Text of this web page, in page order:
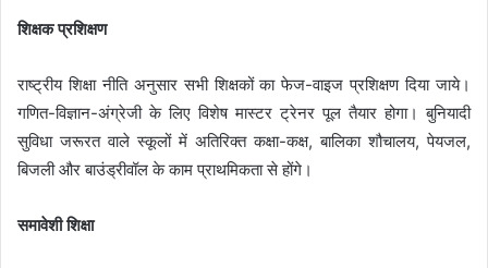
शिक्षक प्रशिक्षण
राष्ट्रीय शिक्षा नीति अनुसार सभी शिक्षकों का फेज-वाइज प्रशिक्षण दिया जाये।
गणित-विज्ञान-अंग्रेजी के लिए विशेष मास्टर ट्रेनर पूल तैयार होगा। बुनियादी
सुविधा जरूरत वाले स्कूलों में अतिरिक्त कक्षा-कक्ष, बालिका शौचालय, पेयजल,
बिजली और बाउंड्रीवॉल के काम प्राथमिकता से होंगे।
समावेशी शिक्षा